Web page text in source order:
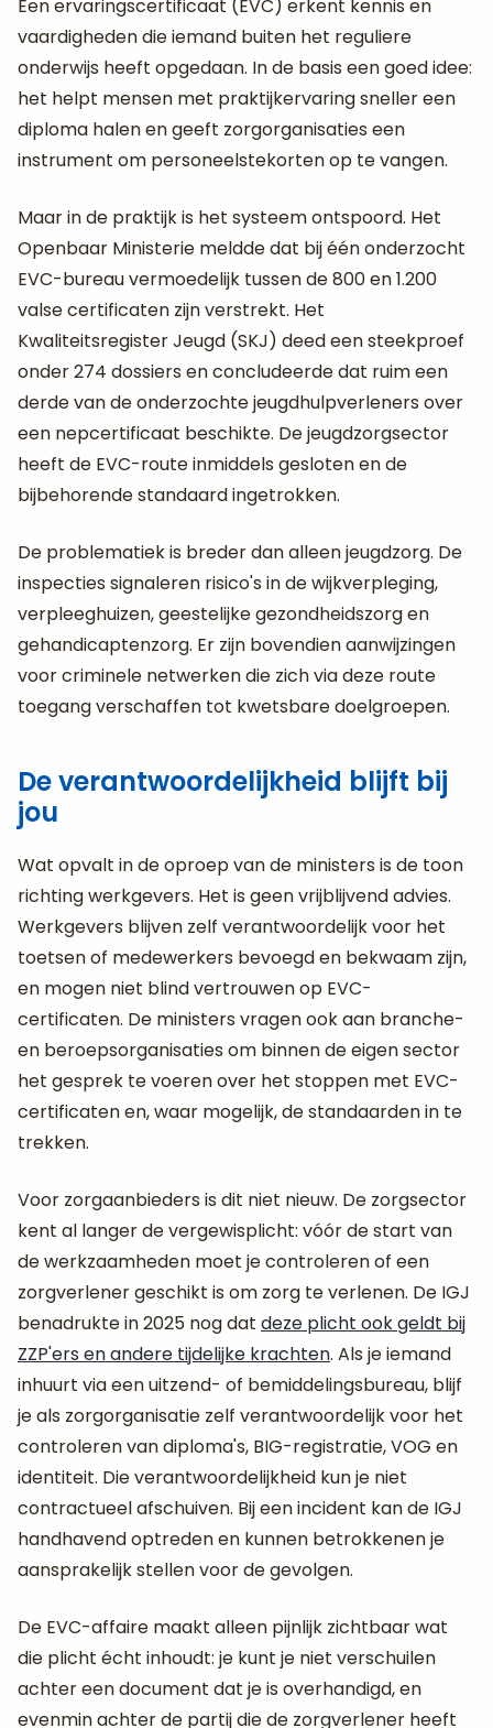
Een ervaringscertificaat (EVC) erkent kennis en
vaardigheden die iemand buiten het reguliere
onderwijs heeft opgedaan. In de basis een goed idee:
het helpt mensen met praktijkervaring sneller een
diploma halen en geeft zorgorganisaties een
instrument om personeelstekorten op te vangen.
Maar in de praktijk is het systeem ontspoord. Het
Openbaar Ministerie meldde dat bij één onderzocht
EVC-bureau vermoedelijk tussen de 800 en 1.200
valse certificaten zijn verstrekt. Het
Kwaliteitsregister Jeugd (SKJ) deed een steekproef
onder 274 dossiers en concludeerde dat ruim een
derde van de onderzochte jeugdhulpverleners over
een nepcertificaat beschikte. De jeugdzorgsector
heeft de EVC-route inmiddels gesloten en de
bijbehorende standaard ingetrokken.
De problematiek is breder dan alleen jeugdzorg. De
inspecties signaleren risico's in de wijkverpleging,
verpleeghuizen, geestelijke gezondheidszorg en
gehandicaptenzorg. Er zijn bovendien aanwijzingen
voor criminele netwerken die zich via deze route
toegang verschaffen tot kwetsbare doelgroepen.
De verantwoordelijkheid blijft bij
jou
Wat opvalt in de oproep van de ministers is de toon
richting werkgevers. Het is geen vrijblijvend advies.
Werkgevers blijven zelf verantwoordelijk voor het
toetsen of medewerkers bevoegd en bekwaam zijn,
en mogen niet blind vertrouwen op EVC-
certificaten. De ministers vragen ook aan branche-
en beroepsorganisaties om binnen de eigen sector
het gesprek te voeren over het stoppen met EVC-
certificaten en, waar mogelijk, de standaarden in te
trekken.
Voor zorgaanbieders is dit niet nieuw. De zorgsector
kent al langer de vergewisplicht: vóór de start van
de werkzaamheden moet je controleren of een
zorgverlener geschikt is om zorg te verlenen. De IGJ
benadrukte in 2025 nog dat deze plicht ook geldt bij
ZZP'ers en andere tijdelijke krachten. Als je iemand
inhuurt via een uitzend- of bemiddelingsbureau, blijf
je als zorgorganisatie zelf verantwoordelijk voor het
controleren van diploma's, BIG-registratie, VOG en
identiteit. Die verantwoordelijkheid kun je niet
contractueel afschuiven. Bij een incident kan de IGJ
handhavend optreden en kunnen betrokkenen je
aansprakelijk stellen voor de gevolgen.
De EVC-affaire maakt alleen pijnlijk zichtbaar wat
die plicht écht inhoudt: je kunt je niet verschuilen
achter een document dat je is overhandigd, en
evenmin achter de partij die de zorgverlener heeft